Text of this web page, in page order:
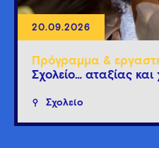
20.09.2026
Πρόγραμμα &
Σχολείο… αταξίας
Σχολείο